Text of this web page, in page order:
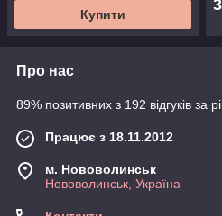
Купити
Про нас
89% позитивних з 192 відгуків за
Працює з 18.11.2012
м. Нововолинськ
Нововолинськ, Україна